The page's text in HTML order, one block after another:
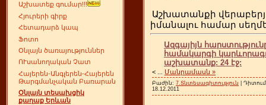
Աշխատեք գումար!!!
Հյուրերի գիրք
Հետադարձ կապ
Ֆոտո
Օնլայն ծառայություններ
ՈՒսանողական Չատ
Հայերեն-Անգլերեն-Հայերեն
Թարգմանչական Բառարան
Օնլայն տեսախցիկ
քաղաք Երևան
Աշխատանքի
իմանալու համար
Ազգայիյն
համակարգի
աշխատանք: 24 էջ:
< Մանրամասն »
Բաժին: 7.Տնտեսագիտություն |
18.12.2011